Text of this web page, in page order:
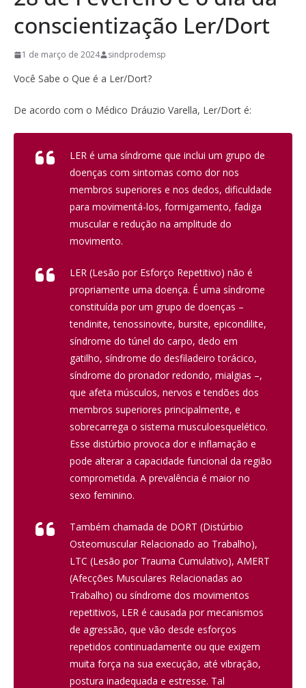
conscientização Ler/Dort
1 de março de 2024 sindprodemsp
Você Sabe o Que é a Ler/Dort?
De acordo com o Médico Dráuzio Varella, Ler/Dort é:
LER é uma síndrome que inclui um grupo de
doenças com sintomas como dor nos
membros superiores e nos dedos, dificuldade
para movimentá-los, formigamento, fadiga
muscular e redução na amplitude do
movimento.
LER (Lesão por Esforço Repetitivo) não é
propriamente uma doença. É uma síndrome
constituída por um grupo de doenças –
tendinite, tenossinovite, bursite, epicondilite,
síndrome do túnel do carpo, dedo em
gatilho, síndrome do desfiladeiro torácico,
síndrome do pronador redondo, mialgias –,
que afeta músculos, nervos e tendões dos
membros superiores principalmente, e
sobrecarrega o sistema musculoesquelético.
Esse distúrbio provoca dor e inflamação e
pode alterar a capacidade funcional da região
comprometida. A prevalência é maior no
sexo feminino.
Também chamada de DORT (Distúrbio
Osteomuscular Relacionado ao Trabalho),
LTC (Lesão por Trauma Cumulativo), AMERT
(Afecções Musculares Relacionadas ao
Trabalho) ou síndrome dos movimentos
repetitivos, LER é causada por mecanismos
de agressão, que vão desde esforços
repetidos continuadamente ou que exigem
muita força na sua execução, até vibração,
postura inadequada e estresse. Tal